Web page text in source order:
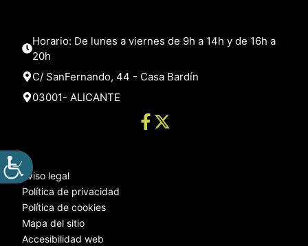
Horario: De lunes a viernes de 9h a 14h y de 16h a
20h
C/ SanFernando, 44 - Casa Bardín
03001- ALICANTE
Aviso legal
Política de privacidad
Política de cookies
Mapa del sitio
Accesibilidad web